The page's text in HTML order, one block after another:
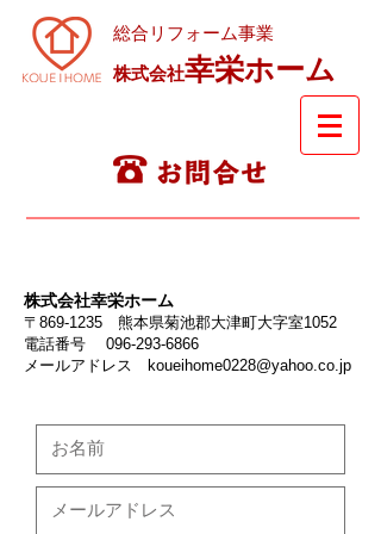
総合リフォーム事業
株式会社幸栄ホーム
株式会社幸栄ホーム
〒869-1235 熊本県菊池郡大津町大字室1052
電話番号 096-293-6866
​メールアドレス
koueihome0228@yahoo.co.jp